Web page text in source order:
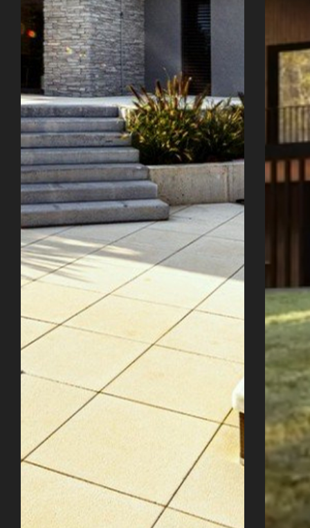
Úvod
Naše služby
Reference
Průvodce stavbou
O ateliéru
Řekli o nás
Kontakty